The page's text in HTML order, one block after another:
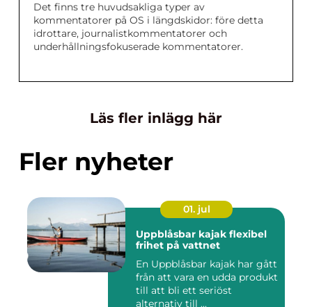
Det finns tre huvudsakliga typer av
kommentatorer på OS i längdskidor: före detta
idrottare, journalistkommentatorer och
underhållningsfokuserade kommentatorer.
Läs fler inlägg här
Fler nyheter
01. jul
Uppblåsbar kajak flexibel
frihet på vattnet
En Uppblåsbar kajak har gått
från att vara en udda produkt
till att bli ett seriöst
alternativ till ...